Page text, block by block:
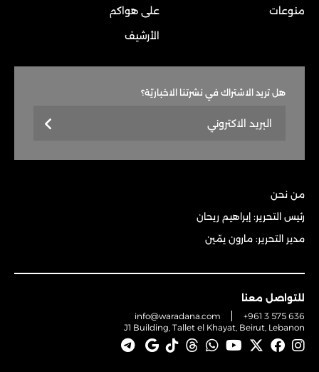
منوعات
على هواكم
الأرشيف
هل تريد الاشتراك في نشرتنا الاخباريّة؟
من نحن
رئيس التحرير: إبراهيم ريحان
مدير التحرير: مارون يمّين
للتواصل معنا
info@waradana.com
+961 3 575 636
J1 Building, Tallet el Khayat, Beirut, Lebanon